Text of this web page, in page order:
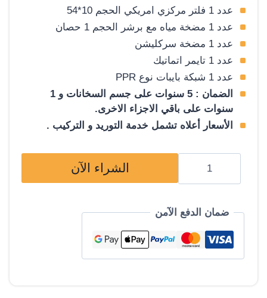
عدد 1 فلتر مركزي امريكي الحجم 10*54
عدد 1 مضخة مياه مع برشر الحجم 1 حصان
عدد 1 مضخة سركليشن
عدد 1 تايمر اتماتيك
عدد 1 شبكة بايبات نوع PPR
الضمان : 5 سنوات على جسم السخانات و 1
سنوات على باقي الاجزاء الاخرى.
الأسعار أعلاه تشمل خدمة التوريد و التركيب .
مركزي
سنوات
الشراء الآن
ضمان الدفع الآمن